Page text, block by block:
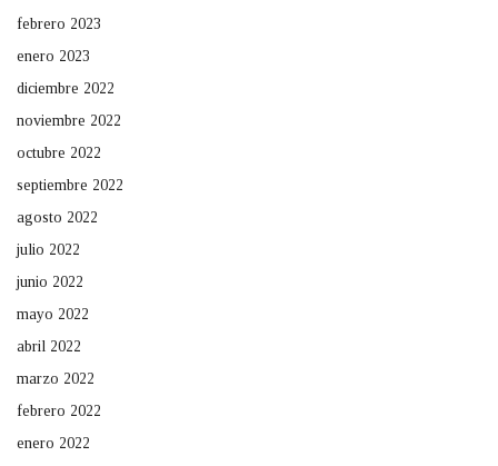
febrero 2023
enero 2023
diciembre 2022
noviembre 2022
octubre 2022
septiembre 2022
agosto 2022
julio 2022
junio 2022
mayo 2022
abril 2022
marzo 2022
febrero 2022
enero 2022